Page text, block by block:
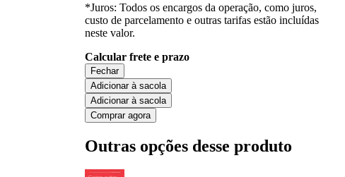
*Juros: Todos os encargos da operação, como juros,
custo de parcelamento e outras tarifas estão incluídas
neste valor.
Calcular frete e prazo
Fechar
Adicionar à sacola
Adicionar à sacola
Comprar agora
Outras opções desse produto